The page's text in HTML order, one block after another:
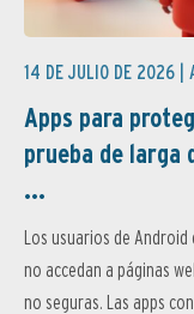
14 DE JULIO DE 2026 |
Apps para
prueba de larga
...
Los usuarios de
no accedan a páginas
no seguras. Las apps